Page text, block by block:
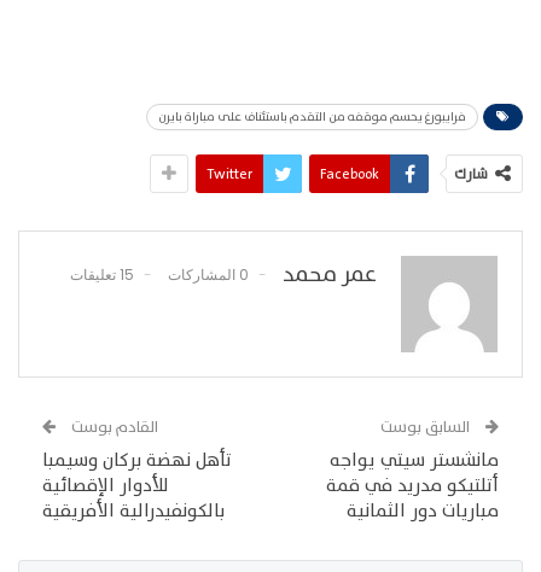
فرايبورغ يحسم موقفه من التقدم باستئناف على مباراة بايرن
شارك Facebook
Twitter
عمر محمد 0 المشاركات 15 تعليقات
السابق بوست
مانشستر سيتي يواجه
أتلتيكو مدريد في قمة
مباريات دور الثمانية
القادم بوست
تأهل نهضة بركان وسيمبا
للأدوار الإقصائية
بالكونفيدرالية الأفريقية